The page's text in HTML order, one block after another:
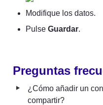
Modifique los datos.
Pulse Guardar.
Preguntas
‣
¿Cómo añadir un
compartir?